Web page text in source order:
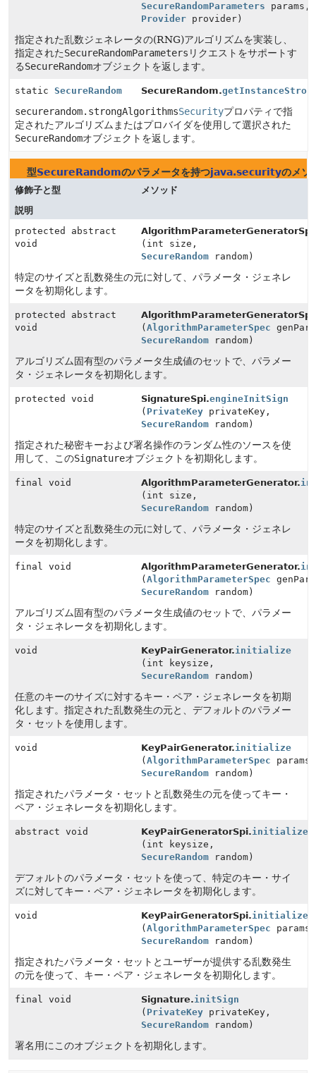
SecureRandomParameters params,
Provider provider)
指定された乱数ジェネレータの(RNG)アルゴリズムを実装し、
指定されたSecureRandomParameters リクエストをサポートす
るSecureRandomオブジェクトを返します。
static SecureRandom SecureRandom.
securerandom.strongAlgorithmsSecurityプロパティで指
定されたアルゴリズムまたはプロバイダを使用して選択された
SecureRandomオブジェクトを返します。
型SecureRandomのパラメータを持つjava.securityのメソ
修飾子と型
メソッド
説明
protected abstract
void
(int size,
SecureRandom random)
特定のサイズと乱数発生の元に対して、パラメータ・ジェネレ
ータを初期化します。
protected abstract
void
(AlgorithmParameterSpec
SecureRandom random)
アルゴリズム固有型のパラメータ生成値のセットで、パラメー
タ・ジェネレータを初期化します。
protected void SignatureSpi.engineInitSign
( PrivateKey privateKey,
SecureRandom random)
指定された秘密キーおよび署名操作のランダム性のソースを使
用して、このSignatureオブジェクトを初期化します。
final void AlgorithmParameterGenerator.
(int size,
SecureRandom random)
特定のサイズと乱数発生の元に対して、パラメータ・ジェネレ
ータを初期化します。
final void AlgorithmParameterGenerator.
(AlgorithmParameterSpec
SecureRandom random)
アルゴリズム固有型のパラメータ生成値のセットで、パラメー
タ・ジェネレータを初期化します。
void KeyPairGenerator.initialize
(int keysize,
SecureRandom random)
任意のキーのサイズに対するキー・ペア・ジェネレータを初期
化します。指定された乱数発生の元と、デフォルトのパラメー
タ・セットを使用します。
void KeyPairGenerator.initialize
(AlgorithmParameterSpec params,
SecureRandom random)
指定されたパラメータ・セットと乱数発生の元を使ってキー・
ペア・ジェネレータを初期化します。
abstract void KeyPairGeneratorSpi.initialize
(int keysize,
SecureRandom random)
デフォルトのパラメータ・セットを使って、特定のキー・サイ
ズに対してキー・ペア・ジェネレータを初期化します。
void KeyPairGeneratorSpi.initialize
(AlgorithmParameterSpec params,
SecureRandom random)
指定されたパラメータ・セットとユーザーが提供する乱数発生
の元を使って、キー・ペア・ジェネレータを初期化します。
final void Signature.initSign
( PrivateKey privateKey,
SecureRandom random)
署名用にこのオブジェクトを初期化します。